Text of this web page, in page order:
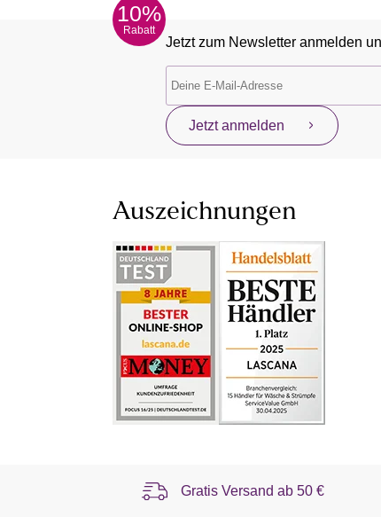
10%
Rabatt
Jetzt zum Newsletter anmelden
Jetzt anmelden
Auszeichnungen
Gratis Versand ab50 €